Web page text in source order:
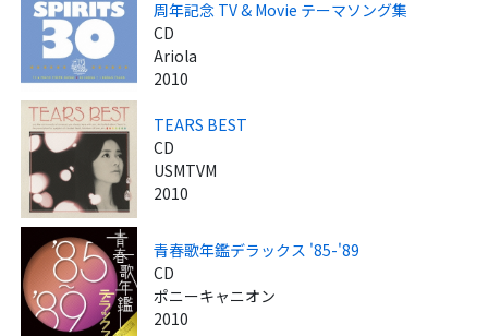
周年記念 TV & Movie テーマソング集
CD
Ariola
2010
TEARS BEST
CD
USMTVM
2010
青春歌年鑑デラックス '85-'89
CD
ポニーキャニオン
2010